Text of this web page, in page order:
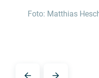
Foto: Matthias